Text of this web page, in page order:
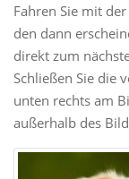
Fahren Sie mit
den dann
direkt zum
Schließen Sie die
unten rechts am
außerhalb des